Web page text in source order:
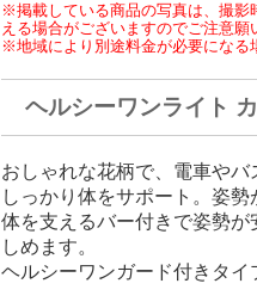
※掲載している商品の写真は、撮影
える場合がございますのでご注意願
※地域により別途料金が必要になる
ヘルシーワンライト
おしゃれな花柄で、電車やバ
しっかり体をサポート。姿勢
体を支えるバー付きで姿勢
しめます。
ヘルシーワンガード付きタイ